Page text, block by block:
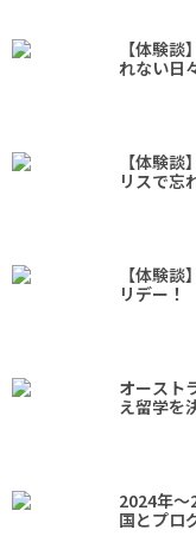
【体験
れない日
【体験
リスで忘
【体験
リデー！
オースト
え留学を
2024年～
国とプロ